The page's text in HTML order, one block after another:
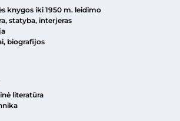
knygos iki 1950 m. leidimo
statyba, interjeras
biografijos
literatūra